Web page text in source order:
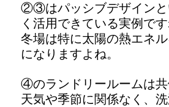
②③はパッシブデザインと
く活用できている実例です
冬場は特に太陽の熱エネ
になりますよね。
④のランドリールームは
天気や季節に関係なく、